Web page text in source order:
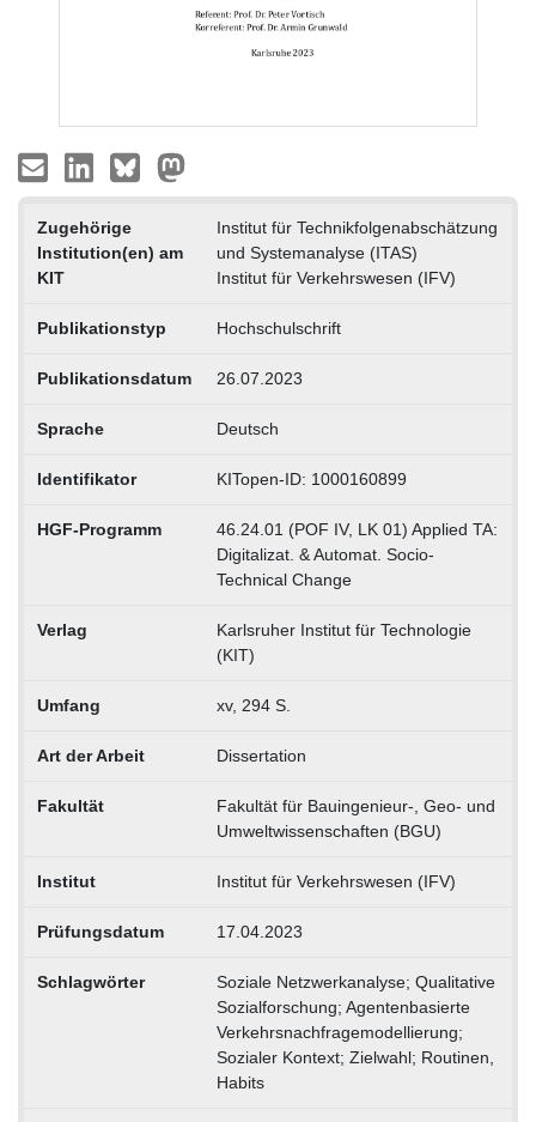
Zugehörige
Institution(en) am
KIT
Institut für Technikfolgenabschätzung
und Systemanalyse (ITAS)
Institut für Verkehrswesen (IFV)
Publikationstyp Hochschulschrift
Publikationsdatum 26.07.2023
Sprache Deutsch
Identifikator KITopen-ID: 1000160899
HGF-Programm
46.24.01 (POF IV, LK 01) Applied TA:
Digitalizat. & Automat. Socio-
Technical Change
Verlag
Karlsruher Institut für Technologie
(KIT)
Umfang xv, 294 S.
Art der Arbeit Dissertation
Fakultät
Fakultät für Bauingenieur-, Geo- und
Umweltwissenschaften (BGU)
Institut Institut für Verkehrswesen (IFV)
Prüfungsdatum 17.04.2023
Schlagwörter
Soziale Netzwerkanalyse; Qualitative
Sozialforschung; Agentenbasierte
Verkehrsnachfragemodellierung;
Sozialer Kontext; Zielwahl; Routinen,
Habits